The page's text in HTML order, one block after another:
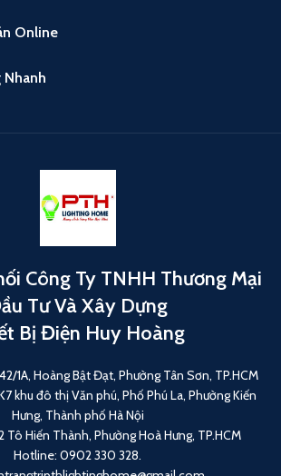
Online
Nhanh
Công Ty TNHH Thương Mại
Tư Và Xây Dựng
Bị Điện Huy Hoàng
1A, Hoàng Bật Đạt, Phường Tân Sơn, TP.HCM
khu đô thị Văn phú, Phố Phú La, Phường Kiến
Hưng, Thành phố Hà Nội
Tô Hiến Thành, Phường Hoà Hưng, TP.HCM
Hotline: 0902 330 328.